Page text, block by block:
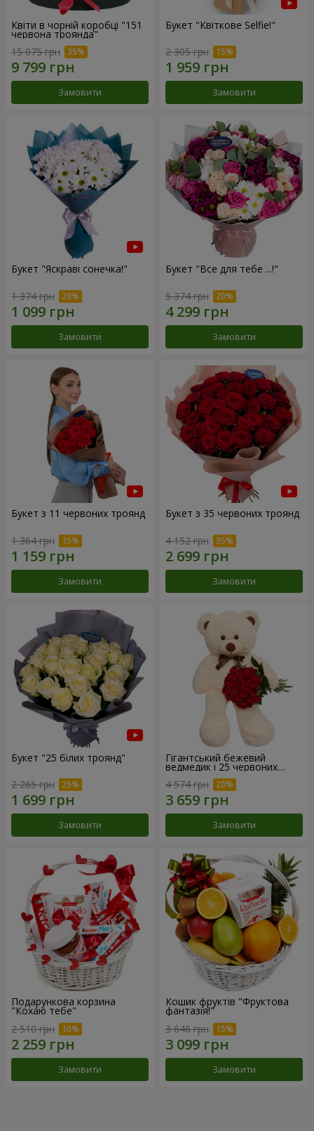
Квіти в чорній коробці "151
червона троянда"
15 075 грн
Замовити
Букет "Квіткове Selfie!"
2 305 грн
Замовити
Букет "Яскраві сонечка!"
1 374 грн
Замовити
Букет "Все для тебе ...!"
5 374 грн
Замовити
Букет з 11 червоних троянд
1 364 грн
Замовити
Букет з 35 червоних троянд
4 152 грн
Замовити
Букет "25 білих троянд"
2 265 грн
Замовити
Гігантський бежевий
ведмедик і 25 червоних
троянд
4 574 грн
Замовити
Подарункова корзина
"Кохаю тебе"
2 510 грн
Замовити
Кошик фруктів "Фруктова
фантазія!"
3 646 грн
Замовити